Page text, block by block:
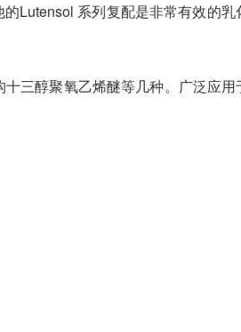
Lutensol 系列复配是非常有效的
三醇聚氧乙烯醚等几种。广泛应